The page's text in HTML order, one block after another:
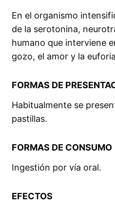
En el organismo
de la serotonina,
humano que interviene
gozo, el amor y la
FORMAS DE
Habitualmente se
pastillas.
FORMAS DE CONSUMO
Ingestión por vía oral.
EFECTOS